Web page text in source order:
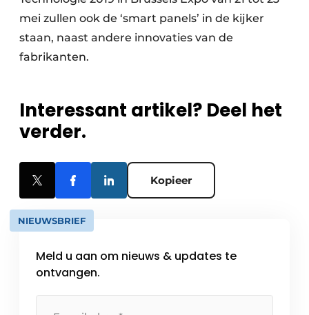
mei zullen ook de ‘smart panels’ in de kijker
staan, naast andere innovaties van de
fabrikanten.
Interessant artikel? Deel het
verder.
Kopieer
NIEUWSBRIEF
Meld u aan om nieuws & updates te
ontvangen.